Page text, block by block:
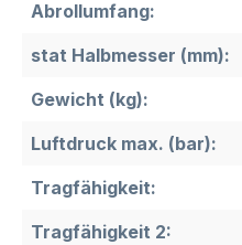
Abrollumfang:
stat Halbmesser (mm):
Gewicht (kg):
Luftdruck max. (bar):
Tragfähigkeit:
Tragfähigkeit 2: